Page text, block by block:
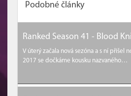
Podobné články
Ranked Season 41 - Blood
V úterý začala nová sezóna a s ní přišel
2017 se dočkáme kousku nazvaného…